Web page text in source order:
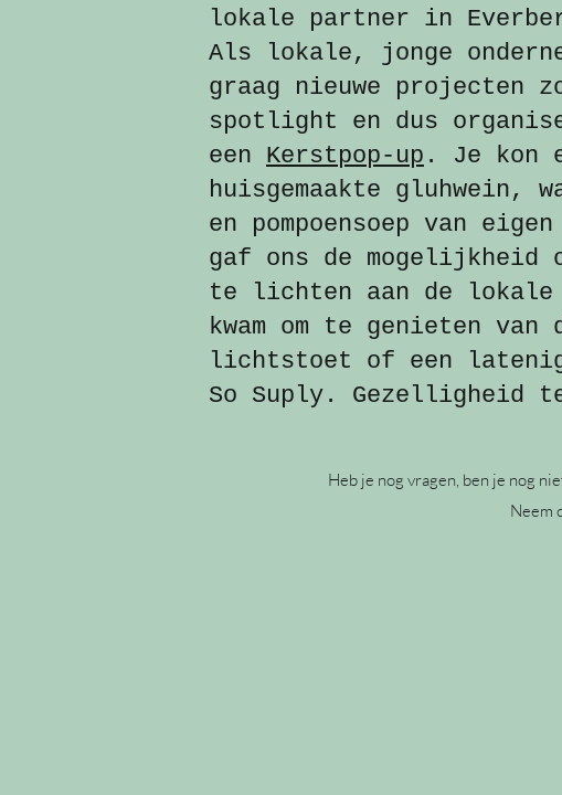
lokale partner in
Als lokale, jonge
graag nieuwe projecten
spotlight en dus
een Kerstpop-up . Je kon
huisgemaakte gluhwein,
en pompoensoep van
gaf ons de mogelijkheid
te lichten aan de lokale
kwam om te genieten van
lichtstoet of een
So Suply. Gezelligheid
Heb je nog vragen, ben je nog
Neem